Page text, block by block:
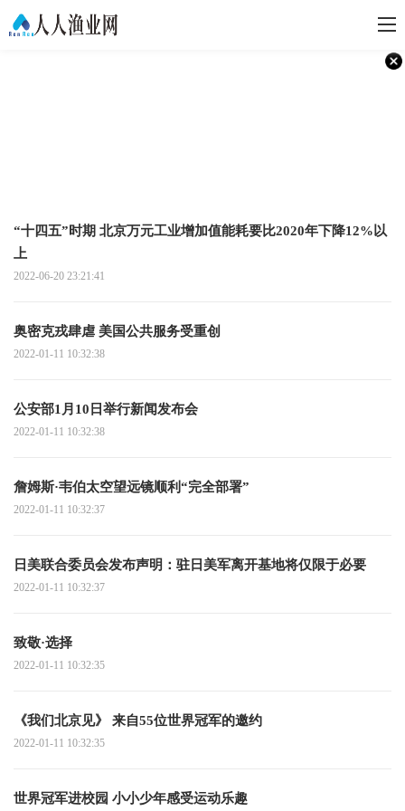
“十四五”时期 北京万元工业增加值能耗要比2020年下降12%以
上
2022-06-20 23:21:41
奥密克戎肆虐 美国公共服务受重创
2022-01-11 10:32:38
公安部1月10日举行新闻发布会
2022-01-11 10:32:38
詹姆斯·韦伯太空望远镜顺利“完全部署”
2022-01-11 10:32:37
日美联合委员会发布声明：驻日美军离开基地将仅限于必要
2022-01-11 10:32:37
致敬·选择
2022-01-11 10:32:35
《我们北京见》 来自55位世界冠军的邀约
2022-01-11 10:32:35
世界冠军进校园 小小少年感受运动乐趣